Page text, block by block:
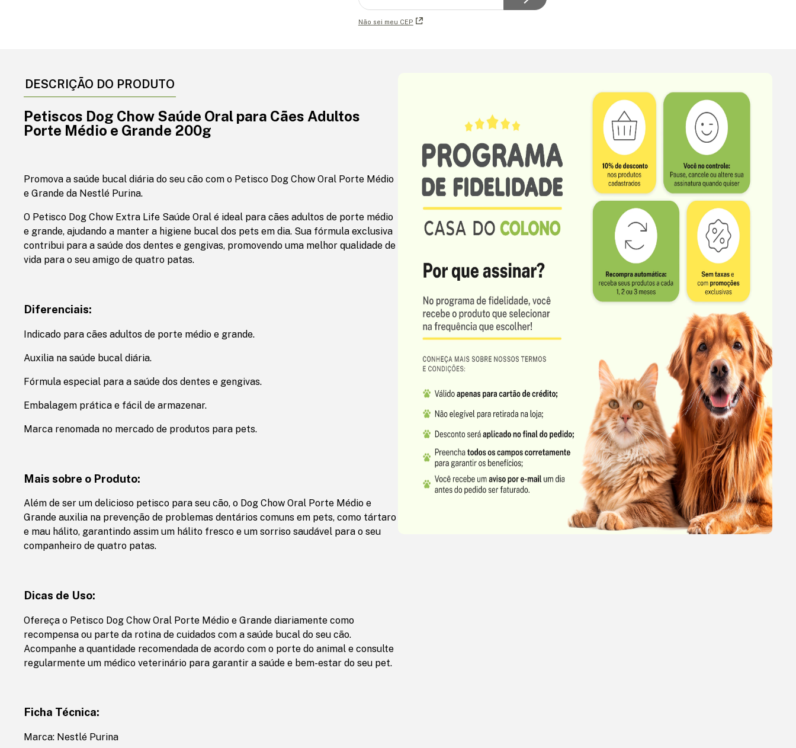
Não sei meu CEP
DESCRIÇÃO DO PRODUTO
Petiscos Dog Chow Saúde Oral para Cães Adultos
Porte Médio e Grande 200g
Promova a saúde bucal diária do seu cão com o Petisco Dog Chow Oral Porte Médio
e Grande da Nestlé Purina.
O Petisco Dog Chow Extra Life Saúde Oral é ideal para cães adultos de porte médio
e grande, ajudando a manter a higiene bucal dos pets em dia. Sua fórmula exclusiva
contribui para a saúde dos dentes e gengivas, promovendo uma melhor qualidade de
vida para o seu amigo de quatro patas.
Diferenciais:
Indicado para cães adultos de porte médio e grande.
Auxilia na saúde bucal diária.
Fórmula especial para a saúde dos dentes e gengivas.
Embalagem prática e fácil de armazenar.
Marca renomada no mercado de produtos para pets.
Mais sobre o Produto:
Além de ser um delicioso petisco para seu cão, o Dog Chow Oral Porte Médio e
Grande auxilia na prevenção de problemas dentários comuns em pets, como tártaro
e mau hálito, garantindo assim um hálito fresco e um sorriso saudável para o seu
companheiro de quatro patas.
Dicas de Uso:
Ofereça o Petisco Dog Chow Oral Porte Médio e Grande diariamente como
recompensa ou parte da rotina de cuidados com a saúde bucal do seu cão.
Acompanhe a quantidade recomendada de acordo com o porte do animal e consulte
regularmente um médico veterinário para garantir a saúde e bem-estar do seu pet.
Ficha Técnica:
Marca: Nestlé Purina